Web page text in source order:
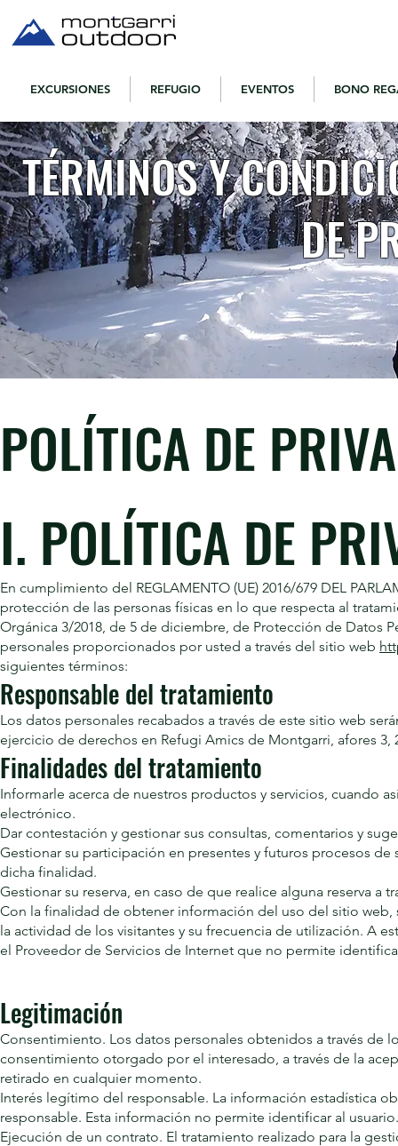
EXCURSIONES REFUGIO EVENTOS BONO
TÉRMINOS Y
DE
POLÍTICA DE
I. POLÍTICA DE
En cumplimiento del REGLAMENTO (UE) 2016/679 DEL
protección de las personas físicas en lo que respecta al
Orgánica 3/2018, de 5 de diciembre, de Protección de Datos
personales proporcionados por usted a través del sitio web
siguientes términos:
Responsable del tratamiento
Los datos personales recabados a través de este sitio web
ejercicio de derechos en Refugi Amics de Montgarri, afores 3,
Finalidades del tratamiento
Informarle acerca de nuestros productos y servicios, cuando
electrónico.
Dar contestación y gestionar sus consultas, comentarios y
Gestionar su participación en presentes y futuros procesos
dicha finalidad.
Gestionar su reserva, en caso de que realice alguna reserva a
Con la finalidad de obtener información del uso del sitio web,
la actividad de los visitantes y su frecuencia de utilización. A
el Proveedor de Servicios de Internet que no permite
Legitimación
Consentimiento. Los datos personales obtenidos a través de
consentimiento otorgado por el interesado, a través de la
retirado en cualquier momento.
Interés legítimo del responsable. La información estadística
responsable. Esta información no permite identificar al usuario.
Ejecución de un contrato. El tratamiento realizado para la